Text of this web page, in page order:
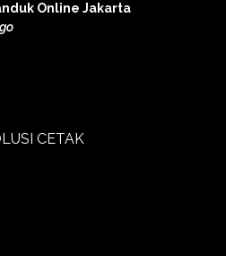
Online Jakarta